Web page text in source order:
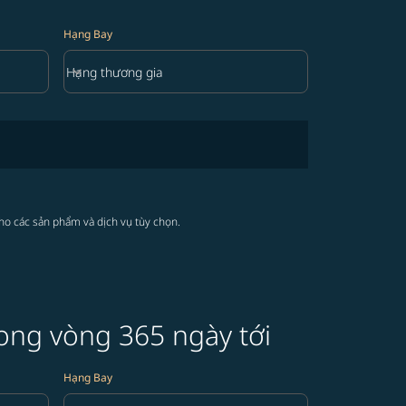
Hạng Bay
Hạng Bay option Hạng thương gia Selected
Hạng thương gia
keyboard_arrow_down
các sản phẩm và dịch vụ tùy chọn.
vòng 365 ngày tới
Hạng Bay